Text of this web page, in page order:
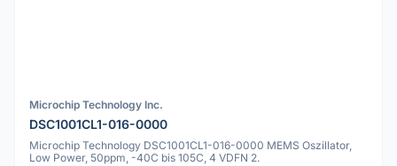
Microchip Technology Inc.
DSC1001CL1-016-0000
Microchip Technology DSC1001CL1-016-0000 MEMS Oszillator,
Low Power, 50ppm, -40C bis 105C, 4 VDFN 2.